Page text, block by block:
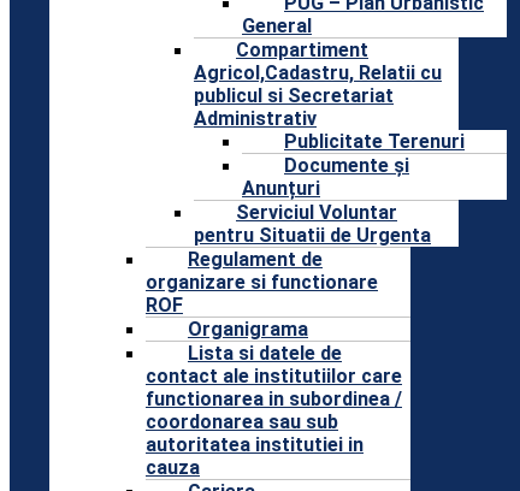
General
Compartiment
Agricol,Cadastru, Relatii cu
publicul si Secretariat
Administrativ
Publicitate Terenuri
Documente și
Anunțuri
Serviciul Voluntar
pentru Situatii de Urgenta
Regulament de
organizare si functionare
ROF
Organigrama
Lista si datele de
contact ale institutiilor care
functionarea in subordinea /
coordonarea sau sub
autoritatea institutiei in
cauza